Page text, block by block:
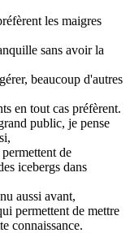
les maigres
sans avoir la
beaucoup d'autres
en tout cas préfèrent.
public, je pense
de
icebergs dans
aussi avant,
permettent de mettre
connaissance.